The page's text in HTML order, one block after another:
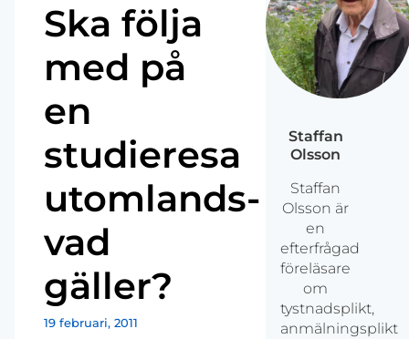
Ska följa
med på
en
studieresa
utomlands-
vad
gäller?
19 februari, 2011
Staffan
Olsson
Staffan
Olsson är
en
efterfrågad
föreläsare
om
tystnadsplikt,
anmälningsplikt